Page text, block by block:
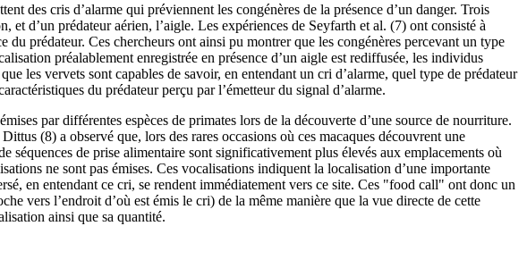
des cris d’alarme qui préviennent les congénères de la présence d’un danger. Trois
et d’un prédateur aérien, l’aigle. Les expériences de Seyfarth et al. (7) ont consisté à
du prédateur. Ces chercheurs ont ainsi pu montrer que les congénères percevant un type
préalablement enregistrée en présence d’un aigle est rediffusée, les individus
les vervets sont capables de savoir, en entendant un cri d’alarme, quel type de prédateur
du prédateur perçu par l’émetteur du signal d’alarme.
par différentes espèces de primates lors de la découverte d’une source de nourriture.
(8) a observé que, lors des rares occasions où ces macaques découvrent une
de prise alimentaire sont significativement plus élevés aux emplacements où
ne sont pas émises. Ces vocalisations indiquent la localisation d’une importante
en entendant ce cri, se rendent immédiatement vers ce site. Ces "food call" ont donc un
vers l’endroit d’où est émis le cri) de la même manière que la vue directe de cette
ainsi que sa quantité.